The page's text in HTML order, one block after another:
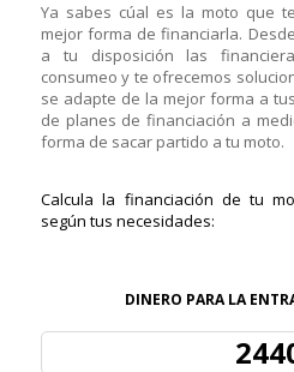
Ya sabes cúal es la moto que
mejor forma de financiarla.
a tu disposición las
consumeo y te ofrecemos
se adapte de la mejor forma a
de planes de financiación a
forma de sacar partido a tu moto.
Calcula la financiación de tu
según tus necesidades:
DINERO PARA LA